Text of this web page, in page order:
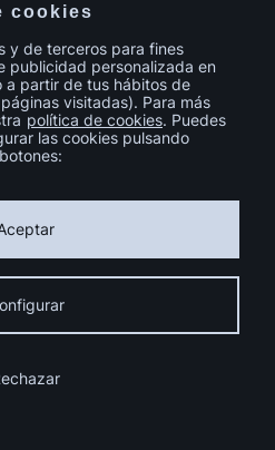
a la Newsletter
en mente?
con
cookies
y de terceros para fines
publicidad personalizada en
a partir de tus hábitos de
visitadas). Para más
política de cookies. Puedes
las cookies pulsando